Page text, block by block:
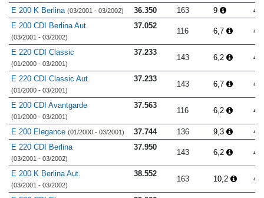
E 200 K Berlina (03/2001 - 03/2002) 36.350 163 9
E 200 CDI Berlina Aut.
(03/2001 - 03/2002)
37.052
116 6,7
E 220 CDI Classic
(01/2000 - 03/2001)
37.233
143 6,2
E 220 CDI Classic Aut.
(01/2000 - 03/2001)
37.233
143 6,7
E 200 CDI Avantgarde
(01/2000 - 03/2001)
37.563
116 6,2
E 200 Elegance (01/2000 - 03/2001) 37.744 136 9,3
E 220 CDI Berlina
(03/2001 - 03/2002)
37.950
143 6,2
E 200 K Berlina Aut.
(03/2001 - 03/2002)
38.552
163 10,2